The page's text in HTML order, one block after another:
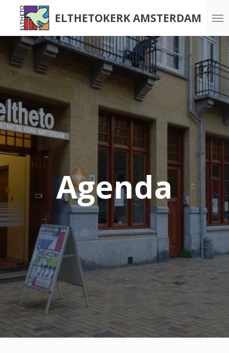
direct
naar
hoofdinhoud
ELTHETOKERK AMSTERDAM
Agenda